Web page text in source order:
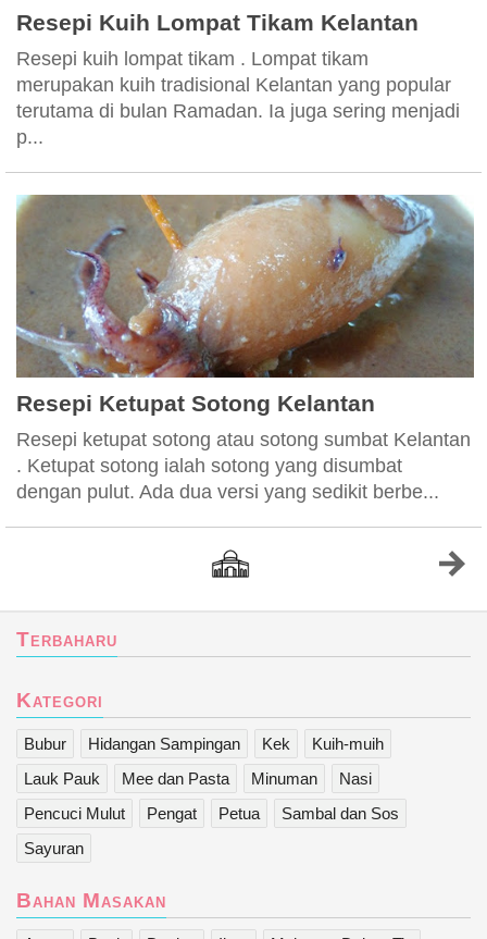
Resepi Kuih Lompat Tikam Kelantan
Resepi kuih lompat tikam . Lompat tikam
merupakan kuih tradisional Kelantan yang popular
terutama di bulan Ramadan. Ia juga sering menjadi
p...
Resepi Ketupat Sotong Kelantan
Resepi ketupat sotong atau sotong sumbat Kelantan
. Ketupat sotong ialah sotong yang disumbat
dengan pulut. Ada dua versi yang sedikit berbe...
Terbaharu
Kategori
Bubur Hidangan Sampingan Kek
Kuih-muih
Lauk Pauk
Mee dan Pasta Minuman
Nasi
Pencuci Mulut
Pengat Petua
Sambal dan Sos
Sayuran
Bahan Masakan